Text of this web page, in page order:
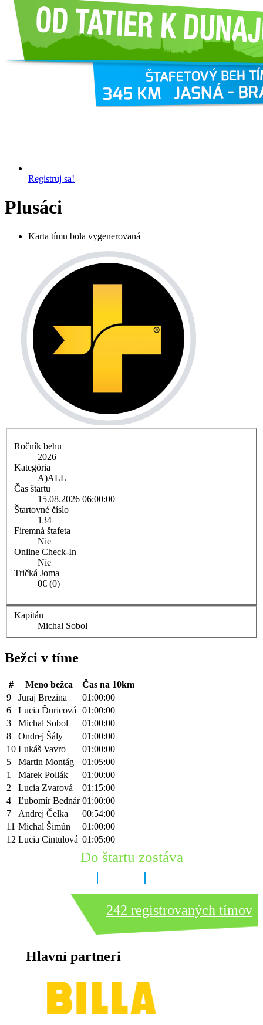
Registruj sa!
Plusáci
Karta tímu bola vygenerovaná
Ročník behu
2026
Kategória
A)ALL
Čas štartu
15.08.2026 06:00:00
Štartovné číslo
134
Firemná štafeta
Nie
Online Check-In
Nie
Tričká Joma
0€ (0)
Kapitán
Michal Sobol
Bežci v tíme
# Meno bežca
Čas na 10km
9
Juraj Brezina
01:00:00
6
Lucia Ďuricová
01:00:00
3
Michal Sobol
01:00:00
8
Ondrej Šály
01:00:00
10 Lukáš Vavro
01:00:00
5
Martin Montág
01:05:00
1
Marek Pollák
01:00:00
2
Lucia Zvarová
01:15:00
4
Ľubomír Bednár 01:00:00
7
Andrej Čelka
00:54:00
11 Michal Šimún
01:00:00
12 Lucia Cintulová 01:05:00
Do štartu zostáva
242 registrovaných tímov
Hlavní partneri